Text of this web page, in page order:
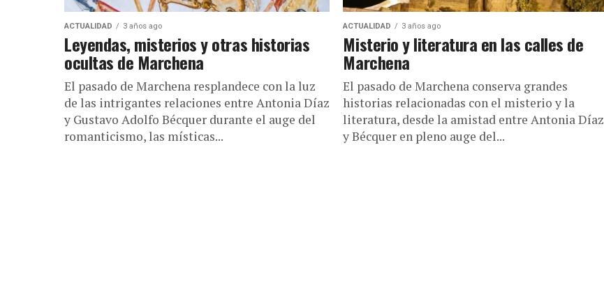
ACTUALIDAD 3 años ago
Leyendas, misterios y otras historias
ocultas de Marchena
El pasado de Marchena resplandece con la luz
de las intrigantes relaciones entre Antonia Díaz
y Gustavo Adolfo Bécquer durante el auge del
romanticismo, las místicas...
ACTUALIDAD 3 años ago
Misterio y literatura en las calles de
Marchena
El pasado de Marchena conserva grandes
historias relacionadas con el misterio y la
literatura, desde la amistad entre Antonia Díaz
y Bécquer en pleno auge del...